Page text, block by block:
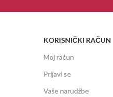
KORISNIČKI RAČUN
Moj račun
Prijavi se
Vaše narudžbe